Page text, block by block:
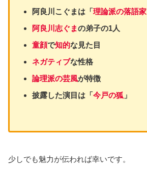
阿良川こぐまは「理論派の落語家
阿良川志ぐまの弟子の1人
童顔で知的な見た目
ネガティブな性格
論理派の芸風が特徴
披露した演目は「今戸の狐 」
少しでも魅力が伝われば幸いです。